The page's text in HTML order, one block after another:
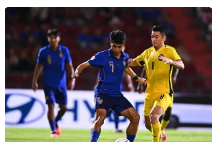
TIN CÙNG CHUYÊN MỤC
Điểm chuẩn Đại học Bách khoa Hà
Nội lập đỉnh với 29,54 điểm
09/08/2026 06:51
Điểm chuẩn Đại học Kinh tế quốc